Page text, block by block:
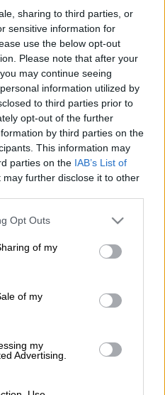
sharing to third parties, or
sensitive information for
use the below opt-out
Please note that after your
may continue seeing
information utilized by
to third parties prior to
opt-out of the further
by third parties on the
This information may
parties on the IAB’s List of
may further disclose it to other
uses one or more Google
behaviour. You may click to
and its third-party tags to
purposes in below Google
Opt Outs
of my
of my
my
Advertising.
ΕΘΝΟΣ στη Google
ανθισμένες
τωνΗΠΑ
για τους επισκέπτες
της τουριστικής
. Φέτος, η
των
λουλουδιών
Απριλίου
, σύμφωνα
Πάρκου
, η οποία
της πόλης.
να αποφύγει
με το